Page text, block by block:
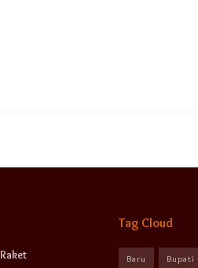
Raket
Tag Cloud
Baru Bupati